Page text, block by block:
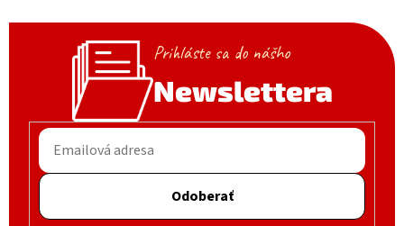
Prihláste sa do nášho
Newslettera
Odoberať